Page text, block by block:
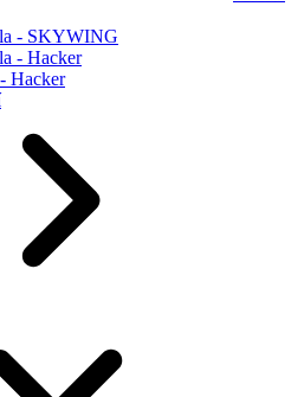
- SKYWING
- Hacker
Hacker